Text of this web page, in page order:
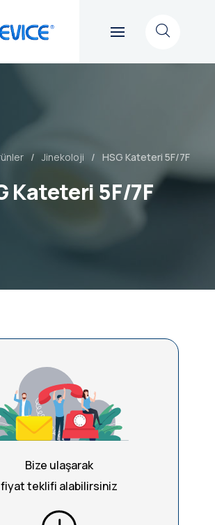
Jinekoloji HSG Kateteri 5F/7F
Kateteri 5F/7F
Bize ulaşarak
fiyat teklifi alabilirsiniz